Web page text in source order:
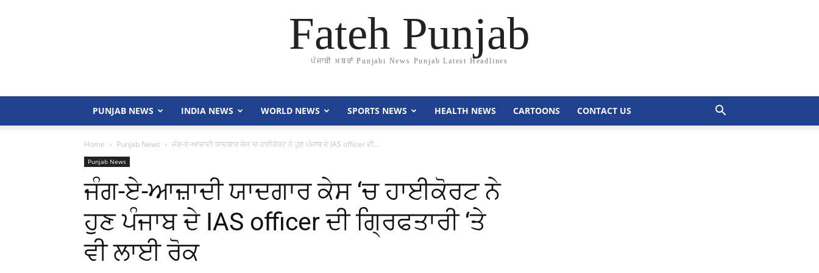
Fateh Punjab
ਪੰਜਾਬੀ ਖ਼ਬਰਾਂ Punjabi News Punjab Latest Headlines
PUNJAB NEWS INDIA NEWS WORLD NEWS SPORTS NEWS HEALTH NEWS CARTOONS CONTACT US
Home Punjab News ਜੰਗ-ਏ-ਆਜ਼ਾਦੀ ਯਾਦਗਾਰ ਕੇਸ ‘ਚ ਹਾਈਕੋਰਟ ਨੇ ਹੁਣ ਪੰਜਾਬ ਦੇ IAS officer ਦੀ...
Punjab News
ਜੰਗ-ਏ-ਆਜ਼ਾਦੀ ਯਾਦਗਾਰ ਕੇਸ ‘ਚ ਹਾਈਕੋਰਟ ਨੇ
ਹੁਣ ਪੰਜਾਬ ਦੇ IAS officer ਦੀ ਗ੍ਰਿਫਤਾਰੀ ‘ਤੇ
ਵੀ ਲਾਈ ਰੋਕ